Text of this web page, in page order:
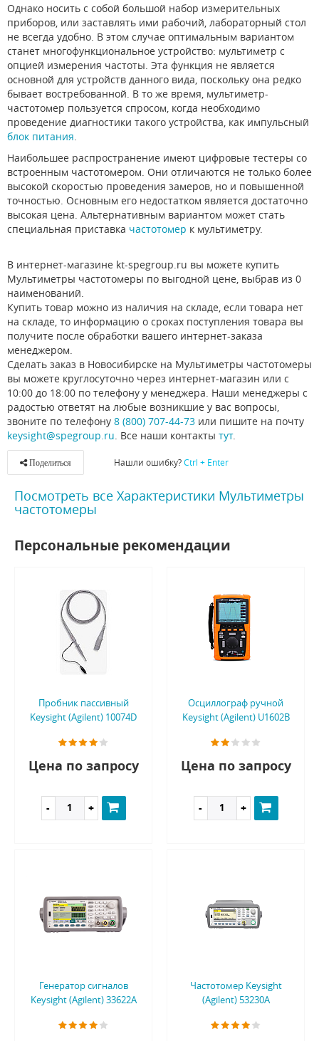
Однако носить с собой большой набор измерительных
приборов, или заставлять ими рабочий, лабораторный стол
не всегда удобно. В этом случае оптимальным вариантом
станет многофункциональное устройство: мультиметр с
опцией измерения частоты. Эта функция не является
основной для устройств данного вида, поскольку она редко
бывает востребованной. В то же время, мультиметр-
частотомер пользуется спросом, когда необходимо
проведение диагностики такого устройства, как импульсный
блок питания
Наибольшее распространение имеют цифровые тестеры со
встроенным частотомером. Они отличаются не только более
высокой скоростью проведения замеров, но и повышенной
точностью. Основным его недостатком является достаточно
высокая цена. Альтернативным вариантом может стать
специальная приставка частотомер к мультиметру.
В интернет-магазине kt-spegroup.ru вы можете купить
Мультиметры частотомеры по выгодной цене, выбрав из 0
наименований.
Купить товар можно из наличия на складе, если товара нет
на складе, то информацию о сроках поступления товара вы
получите после обработки вашего интернет-заказа
менеджером.
Сделать заказ в Новосибирске на Мультиметры частотомеры
вы можете круглосуточно через интернет-магазин или с
10:00 до 18:00 по телефону у менеджера. Наши менеджеры с
радостью ответят на любые возникшие у вас вопросы,
звоните по телефону 8 (800) 707-44-73 или пишите на почту
keysight@spegroup.ru . Все наши контакты тут.
Поделиться Нашли ошибку?Ctrl + Enter
Посмотреть все Характеристики Мультиметры
частотомеры
Персональные рекомендации
Пробник пассивный
Keysight (Agilent) 10074D
Цена по запросу
Осциллограф ручной
Keysight (Agilent) U1602B
Цена по запросу
Генератор сигналов
Keysight (Agilent) 33622A
Частотомер Keysight
(Agilent) 53230A